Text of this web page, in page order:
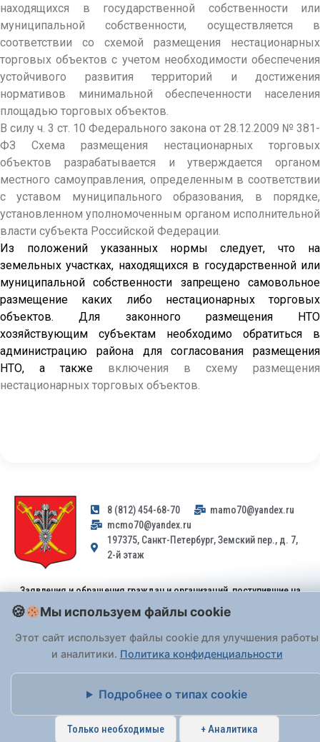
находящихся в государственной собственности или
муниципальной собственности, осуществляется в
соответствии со схемой размещения нестационарных
торговых объектов с учетом необходимости обеспечения
устойчивого развития территорий и достижения
нормативов минимальной обеспеченности населения
площадью торговых объектов.
В силу ч. 3 ст. 10 Федерального закона от 28.12.2009 № 381-
ФЗ Схема размещения нестационарных торговых
объектов разрабатывается и утверждается органом
местного самоуправления, определенным в соответствии
с уставом муниципального образования, в порядке,
установленном уполномоченным органом исполнительной
власти субъекта Российской Федерации.
Из положений указанных нормы следует, что на
земельных участках, находящихся в государственной или
муниципальной собственности запрещено самовольное
размещение каких либо нестационарных торговых
объектов. Для законного размещения НТО
хозяйствующим субъектам необходимо обратиться в
администрацию района для согласования размещения
НТО, а также включения в схему размещения
нестационарных торговых объектов.
8 (812) 454-68-70
mamo70@yandex.ru
mcmo70@yandex.ru
197375, Санкт-Петербург, Земский пер., д. 7,
2-й этаж
Заявления и обращения граждан и организаций, поступившие на
адрес email, не могут быть рассмотрены на основании
Федерального закона от 02.05.2006 № 59-ФЗ
принимаются только: по почте, черезпортал «Госуслуги» (ЕПГУ)
или лично при предъявлении паспорта.
На Сайте действуетПолитика обработки персональных данных
Мы используем файлы cookie
Этот сайт использует файлы cookie для улучшения работы
и аналитики. Политика конфиденциальности
Подробнее о типах cookie
Только необходимые + Аналитика